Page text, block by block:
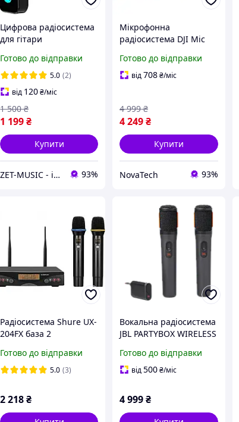
Цифрова радіосистема
для гітари
Deviser WS-4 2.4G Black
Готово до відправки
5.0 (2)
від 120₴/міс
1 199₴
1 500 ₴
Купити
ZET-MUSIC - інтернет-магазин музичних інструментів 93%
Мікрофонна
радіосистема DJI Mic
+ Charging Case (1
мікрофон)
Готово до відправки
від708₴/міс
4 249₴
4 999 ₴
Купити
NovaTech 93%
Радіосистема Shure UX-
204FX база 2
Готово до відправки
5.0 (3)
2 218₴
Вокальна радіосистема
JBL PARTYBOX WIRELESS
Готово до відправки
від500₴/міс
4 999₴